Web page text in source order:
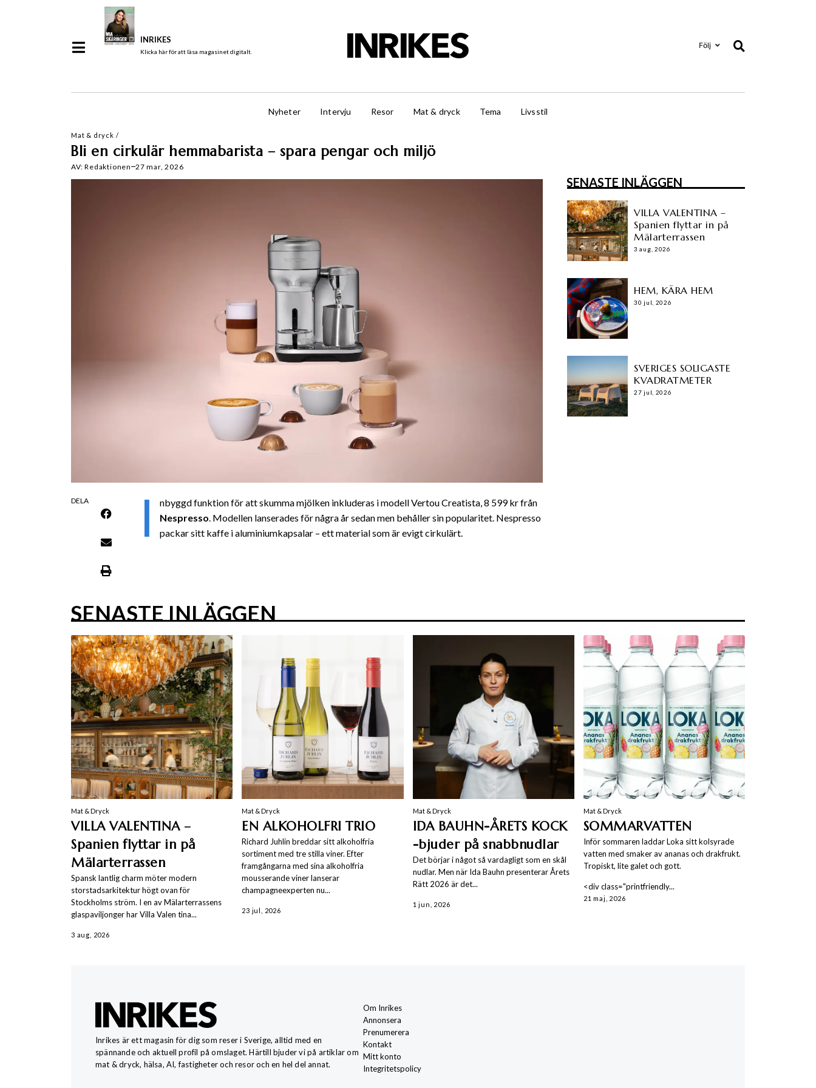
INRIKES
Klicka här för att läsa magasinet digitalt.
Följ
Nyheter Intervju Resor Mat & dryck Tema Livsstil
Mat & dryck /
Bli en cirkulär hemmabarista – spara pengar och miljö
AV: Redaktionen 27 mar, 2026
DELA I
nbyggd funktion för att skumma mjölken inkluderas i modell Vertou Creatista, 8 599 kr från
Nespresso. Modellen lanserades för några år sedan men behåller sin popularitet. Nespresso
packar sitt kaffe i aluminiumkapsalar – ett material som är evigt cirkulärt.
SENASTE INLÄGGEN
VILLA VALENTINA –
Spanien flyttar in på
Mälarterrassen
3 aug, 2026
HEM, KÄRA HEM
30 jul, 2026
SVERIGES SOLIGASTE
KVADRATMETER
27 jul, 2026
SENASTE INLÄGGEN
Mat & Dryck
VILLA VALENTINA –
Spanien flyttar in på
Mälarterrassen
Spansk lantlig charm möter modern
storstadsarkitektur högt ovan för
Stockholms ström. I en av Mälarterrassens
glaspaviljonger har Villa Valen tina...
3 aug, 2026
Mat & Dryck
EN ALKOHOLFRI TRIO
Richard Juhlin breddar sitt alkoholfria
sortiment med tre stilla viner. Efter
framgångarna med sina alkoholfria
mousserande viner lanserar
champagneexperten nu...
23 jul, 2026
Mat & Dryck
IDA BAUHN-ÅRETS KOCK
-bjuder på snabbnudlar
Det börjar i något så vardagligt som en skål
nudlar. Men när Ida Bauhn presenterar Årets
Rätt 2026 är det...
1 jun, 2026
Mat & Dryck
SOMMARVATTEN
Inför sommaren laddar Loka sitt kolsyrade
vatten med smaker av ananas och drakfrukt.
Tropiskt, lite galet och gott.
<div class="printfriendly...
21 maj, 2026
Inrikes är ett magasin för dig som reser i Sverige, alltid med en
spännande och aktuell profil på omslaget. Härtill bjuder vi på artiklar om
mat & dryck, hälsa, AI, fastigheter och resor och en hel del annat.
Om Inrikes
Annonsera
Prenumerera
Kontakt
Mitt konto
Integritetspolicy